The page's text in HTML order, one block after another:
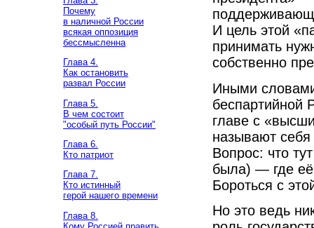
Почему
в наличной России
всякая оппозиция
бессмысленна
Глава 4.
Как остановить
развал России
Глава 5.
В чем состоит
"особый путь России"
Глава 6.
Кто патриот
Глава 7.
Кто истинный
герой нашего времени
Глава 8.
И цель этой
принимать
собственно
Иными
беспартийной
главе с
называют
Вопрос: что
была) — где её
Бороться с
Но это ведь